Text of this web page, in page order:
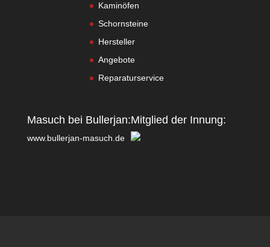
Kaminöfen
Schornsteine
Hersteller
Angebote
Reparaturservice
Masuch bei Bullerjan:
www.bullerjan-masuch.de
Mitglied der Innung: